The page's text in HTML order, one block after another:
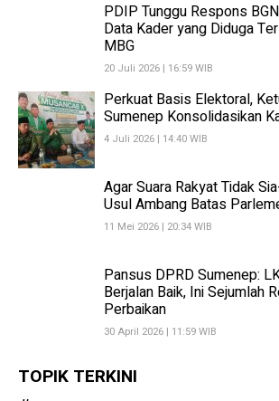
PDIP Tunggu Respons
Data Kader yang Diduga
MBG
20 Juli 2026 | 16:59 WIB
Perkuat Basis Elektoral,
Sumenep Konsolidasikan
4 Juli 2026 | 14:40 WIB
Agar Suara Rakyat Tidak
Usul Ambang Batas
11 Mei 2026 | 20:34 WIB
Pansus DPRD Sumenep:
Berjalan Baik, Ini Sejumlah
Perbaikan
30 April 2026 | 11:59 WIB
TOPIK TERKINI